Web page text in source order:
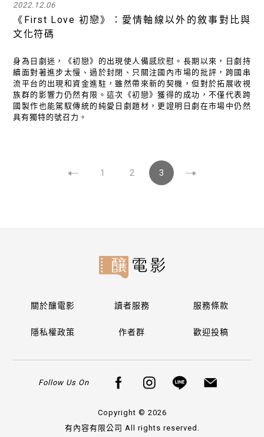
2022.12.06
《First Love 初戀》：愛情軸線以外的敘事對比與
文化符碼
身為日劇迷，《初戀》的出現使人備感欣慰。長期以來，日劇持
續面對著進步太慢、過於封閉、只關注國內市場的批評，跨國串
流平台的出現和資金進駐，雖然帶來新的契機，但對於拓展收視
族群的影響力仍然有限。這次《初戀》獲得的成功，不僅代表跨
國製作也能駕馭傳統的純愛日劇題材，更證明日劇在市場中仍然
具有獨特的號召力。
1 2 3
關於釀電影 讀者服務 服務條款
隱私權政策 作者群 歡迎投稿
Follow Us On
Copyright © 2026
有內容有限公司 All rights reserved.